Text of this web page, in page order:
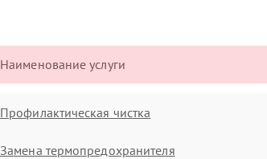
Наименование услуги
Профилактическая чистка
Замена термопредохранителя